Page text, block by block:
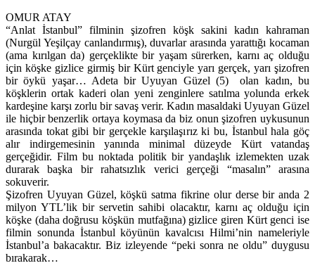
OMUR ATAY
“Anlat İstanbul” filminin şizofren köşk sakini kadın kahraman
(Nurgül Yeşilçay canlandırmış), duvarlar arasında yarattığı kocaman
(ama kırılgan da) gerçeklikte bir yaşam sürerken, karnı aç olduğu
için köşke gizlice girmiş bir Kürt genciyle yarı gerçek, yarı şizofren
bir öykü yaşar… Adeta bir Uyuyan Güzel (5) olan kadın, bu
köşklerin ortak kaderi olan yeni zenginlere satılma yolunda erkek
kardeşine karşı zorlu bir savaş verir. Kadın masaldaki Uyuyan Güzel
ile hiçbir benzerlik ortaya koymasa da biz onun şizofren uykusunun
arasında tokat gibi bir gerçekle karşılaşırız ki bu, İstanbul hala göç
alır indirgemesinin yanında minimal düzeyde Kürt vatandaş
gerçeğidir. Film bu noktada politik bir yandaşlık izlemekten uzak
durarak başka bir rahatsızlık verici gerçeği “masalın” arasına
sokuverir.
Şizofren Uyuyan Güzel, köşkü satma fikrine olur derse bir anda 2
milyon YTL’lik bir servetin sahibi olacaktır, karnı aç olduğu için
köşke (daha doğrusu köşkün mutfağına) gizlice giren Kürt genci ise
filmin sonunda İstanbul köyünün kavalcısı Hilmi’nin nameleriyle
İstanbul’a bakacaktır. Biz izleyende “peki sonra ne oldu” duygusu
bırakarak…